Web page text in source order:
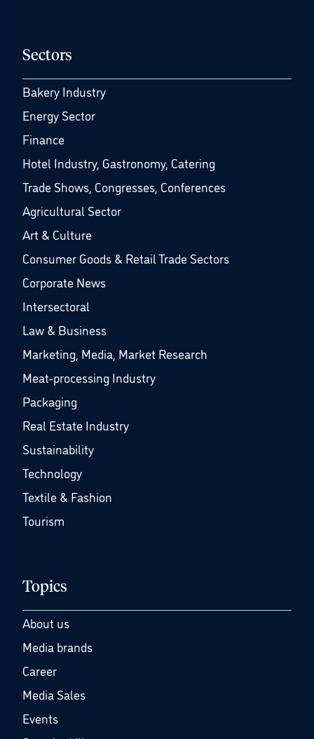
Sectors
Bakery Industry
Energy Sector
Finance
Hotel Industry, Gastronomy, Catering
Trade Shows, Congresses, Conferences
Agricultural Sector
Art & Culture
Consumer Goods & Retail Trade Sectors
Corporate News
Intersectoral
Law & Business
Marketing, Media, Market Research
Meat-processing Industry
Packaging
Real Estate Industry
Sustainability
Technology
Textile & Fashion
Tourism
Topics
About us
Media brands
Career
Media Sales
Events